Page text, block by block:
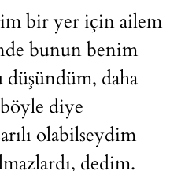
bir yer için ailem
bunun benim
daha
diye
olabilseydim
dedim.